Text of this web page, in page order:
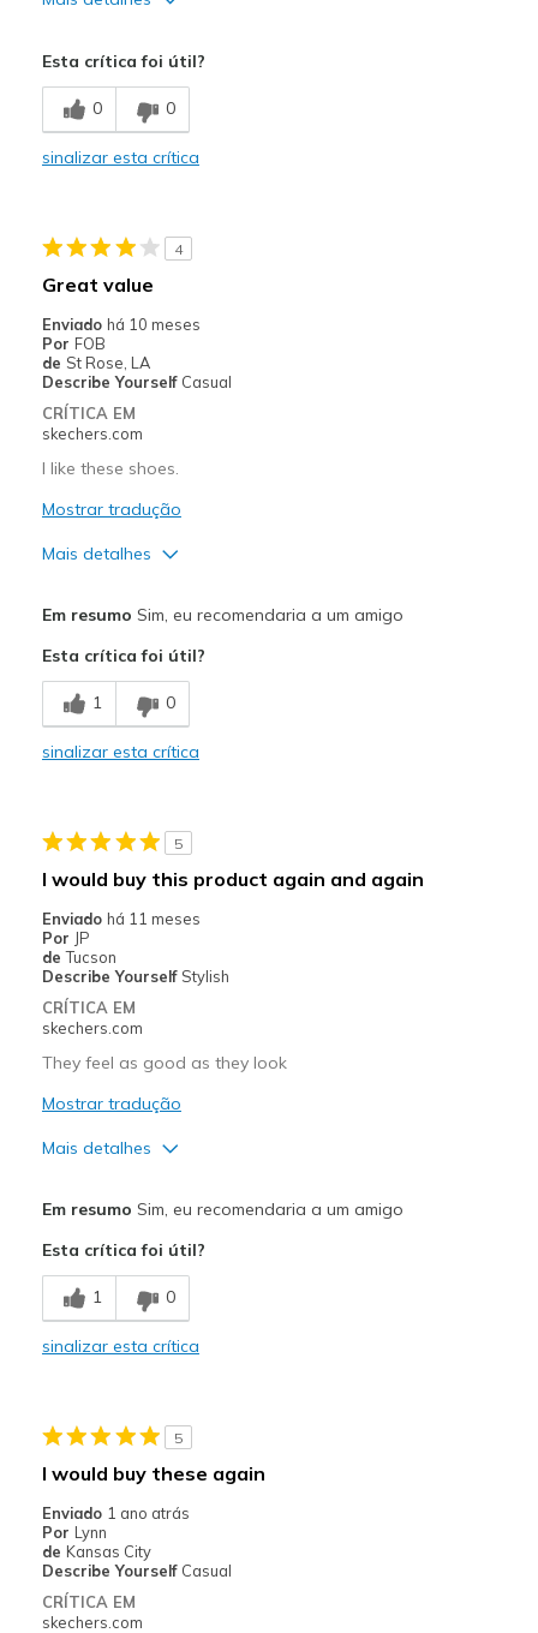
Width
Sizing
Feels full size too small
Esta crítica foi útil?
0 0
sinalizar esta crítica
4
Great value
Enviado há 10 meses
Por FOB
de St Rose, LA
Describe Yourself Casual
CRÍTICA EM
skechers.com
I like these shoes.
Mostrar tradução
Mais detalhes
Comfortable
Melhores utilizações
Casual Wear
Sizing
View On Shoes
Shoes are for Wearing
Em resumo Sim, eu recomendaria a um amigo
Esta crítica foi útil?
1 0
sinalizar esta crítica
5
I would buy this product again and again
Enviado há 11 meses
Por JP
de Tucson
Describe Yourself Stylish
CRÍTICA EM
skechers.com
They feel as good as they look
Mostrar tradução
Mais detalhes
Comfortable
Durable
Casual Wear
Special Occasions
Travel
Em resumo Sim, eu recomendaria a um amigo
Esta crítica foi útil?
1 0
sinalizar esta crítica
5
I would buy these again
Enviado 1 ano atrás
Por Lynn
de Kansas City
Describe Yourself Casual
CRÍTICA EM
skechers.com